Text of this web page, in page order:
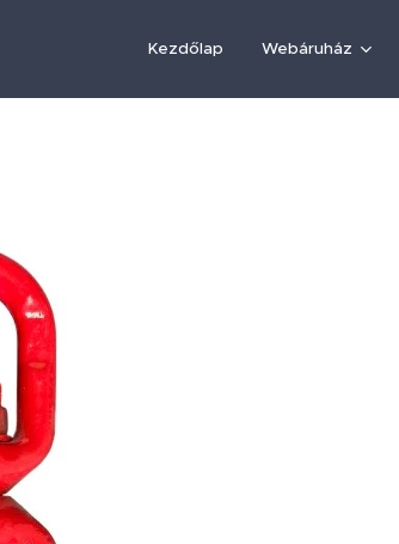
Kezdőlap Webáruház